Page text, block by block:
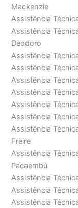
Mackenzie
Assistência
Assistência
Deodoro
Assistência
Assistência
Assistência
Assistência
Assistência
Assistência
Assistência
Freire
Assistência
Pacaembú
Assistência
Assistência
Assistência